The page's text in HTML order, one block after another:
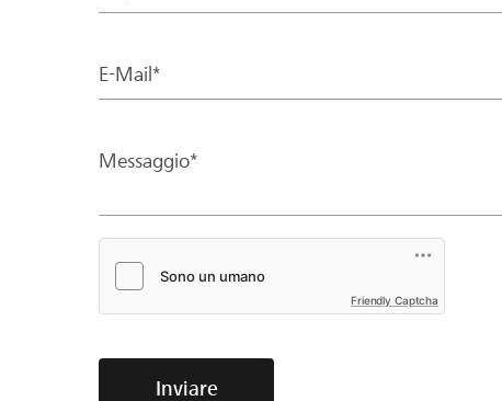
E-Mail*
Messaggio*
Friendly Captcha
Inviare